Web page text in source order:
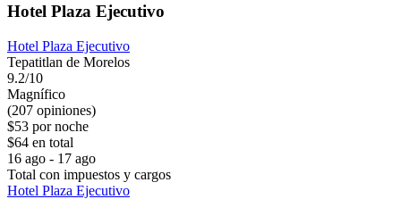
Hotel Plaza Ejecutivo
Hotel Plaza Ejecutivo
Tepatitlan de Morelos
9.2/10
Magnífico
(207 opiniones)
$53 por noche
$64 en total
16 ago - 17 ago
Total con impuestos y cargos
Hotel Plaza Ejecutivo